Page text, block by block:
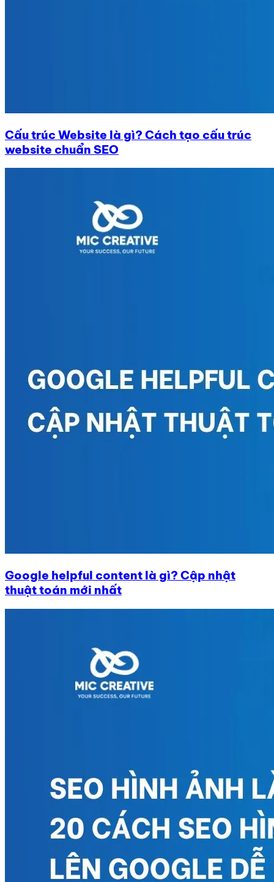
Cấu trúc Website là gì? Cách tạo cấu trúc
website chuẩn SEO
Google helpful content là gì? Cập nhật
thuật toán mới nhất